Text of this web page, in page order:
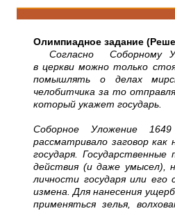
Олимпиадное задание
Согласно Соборному
в церкви можно только
помышлять о делах
челобитчика за то
который укажет государь.
Соборное Уложение
рассматривало заговор как
государя.
действия (и даже умысел),
личности государя или его
измена. Для нанесения
применяться зелья,